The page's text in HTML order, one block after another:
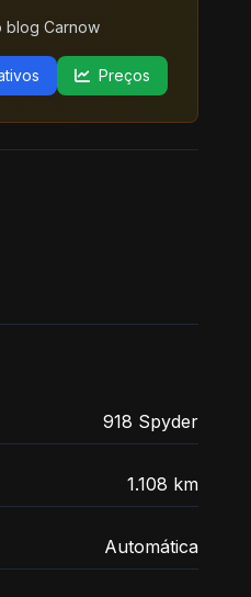
blog Carnow
Preços
918 Spyder
1.108 km
Automática